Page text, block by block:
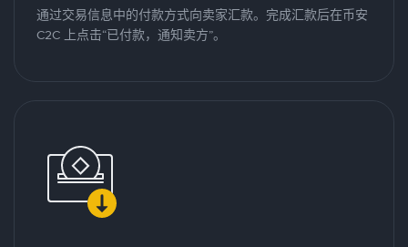
通过交易信息中的付款方式向卖家汇款。完成汇款后在币安
C2C 上点击“已付款，通知卖方”。